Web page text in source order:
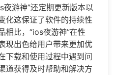
游神”还定期更新版本以
化这保证了软件的持续性
相比，“ios夜游神”在性
现出色给用户带来更加优
下载和使用过程中遇到问
道获得及时帮助和解决方